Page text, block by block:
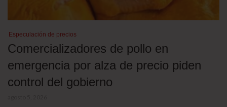
Especulación de precios
Comercializadores de pollo en
emergencia por alza de precio piden
control del gobierno